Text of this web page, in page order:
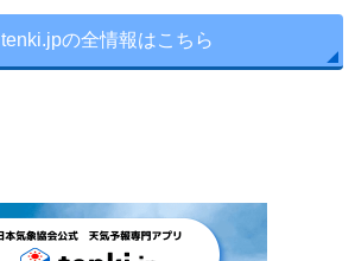
tenki.jpの全情報はこちら